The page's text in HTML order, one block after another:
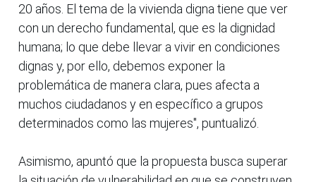
20 años. El tema de la vivienda digna tiene que ver
con un derecho fundamental, que es la dignidad
humana; lo que debe llevar a vivir en condiciones
dignas y, por ello, debemos exponer la
problemática de manera clara, pues afecta a
muchos ciudadanos y en específico a grupos
determinados como las mujeres", puntualizó.
Asimismo, apuntó que la propuesta busca superar